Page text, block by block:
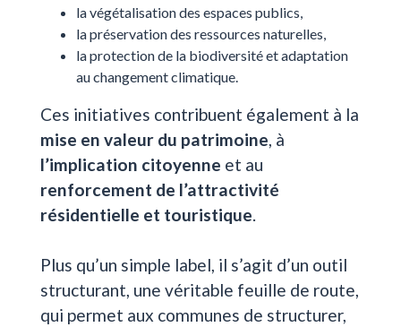
la végétalisation des espaces publics,
la préservation des ressources naturelles,
la protection de la biodiversité et adaptation
au changement climatique.
Ces initiatives contribuent également à la
mise en valeur du patrimoine, à
l’implication citoyenne et au
renforcement de l’attractivité
résidentielle et touristique.
Plus qu’un simple label, il s’agit d’un outil
structurant, une véritable feuille de route,
qui permet aux communes de structurer,